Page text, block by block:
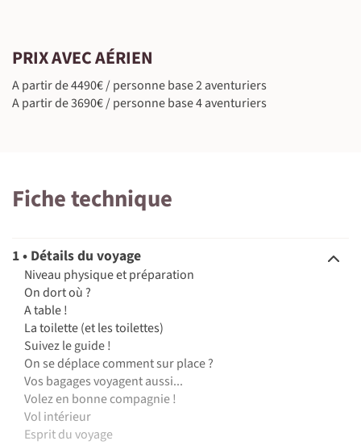
PRIX AVEC AÉRIEN
A partir de 4490€ / personne base 2 aventuriers
A partir de 3690€ / personne base 4 aventuriers
Fiche technique
1 • Détails du voyage
Niveau physique et préparation
On dort où ?
A table !
La toilette (et les toilettes)
Suivez le guide !
On se déplace comment sur place ?
Vos bagages voyagent aussi...
Volez en bonne compagnie !
Vol intérieur
Esprit du voyage